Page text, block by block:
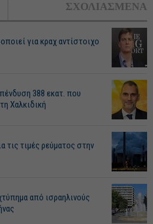
ΣΧΟΛΙΑΣΜΕΝΑ
για κραχ αντίστοιχο
388 εκατ. που
Χαλκιδική
τις τιμές ρεύματος στην
από ισραηλινούς